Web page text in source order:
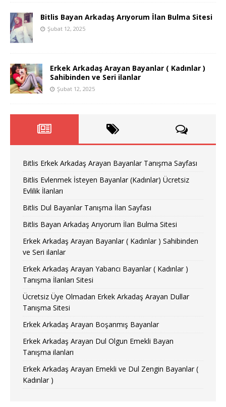
Bitlis Bayan Arkadaş Arıyorum İlan Bulma Sitesi
Şubat 12, 2025
Erkek Arkadaş Arayan Bayanlar ( Kadınlar )
Sahibinden ve Seri ilanlar
Şubat 12, 2025
Bitlis Erkek Arkadaş Arayan Bayanlar Tanışma Sayfası
Bitlis Evlenmek İsteyen Bayanlar (Kadınlar) Ücretsiz
Evlilik İlanları
Bitlis Dul Bayanlar Tanışma İlan Sayfası
Bitlis Bayan Arkadaş Arıyorum İlan Bulma Sitesi
Erkek Arkadaş Arayan Bayanlar ( Kadınlar ) Sahibinden
ve Seri ilanlar
Erkek Arkadaş Arayan Yabancı Bayanlar ( Kadınlar )
Tanışma İlanları Sitesi
Ücretsiz Üye Olmadan Erkek Arkadaş Arayan Dullar
Tanışma Sitesi
Erkek Arkadaş Arayan Boşanmış Bayanlar
Erkek Arkadaş Arayan Dul Olgun Emekli Bayan
Tanışma ilanları
Erkek Arkadaş Arayan Emekli ve Dul Zengin Bayanlar (
Kadınlar )